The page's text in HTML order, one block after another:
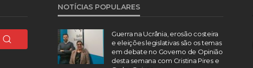
NOTÍCIAS POPULARES
Guerra na Ucrânia, erosão costeira
e eleições legislativas são os temas
em debate no Governo de Opinião
desta semana com Cristina Pires e